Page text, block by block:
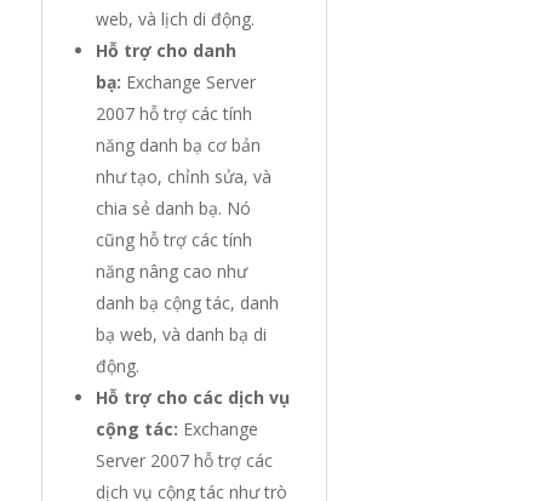
web, và lịch di động.
Hỗ trợ cho danh
bạ: Exchange Server
2007 hỗ trợ các tính
năng danh bạ cơ bản
như tạo, chỉnh sửa, và
chia sẻ danh bạ. Nó
cũng hỗ trợ các tính
năng nâng cao như
danh bạ cộng tác, danh
bạ web, và danh bạ di
động.
Hỗ trợ cho các dịch vụ
cộng tác: Exchange
Server 2007 hỗ trợ các
dịch vụ cộng tác như trò